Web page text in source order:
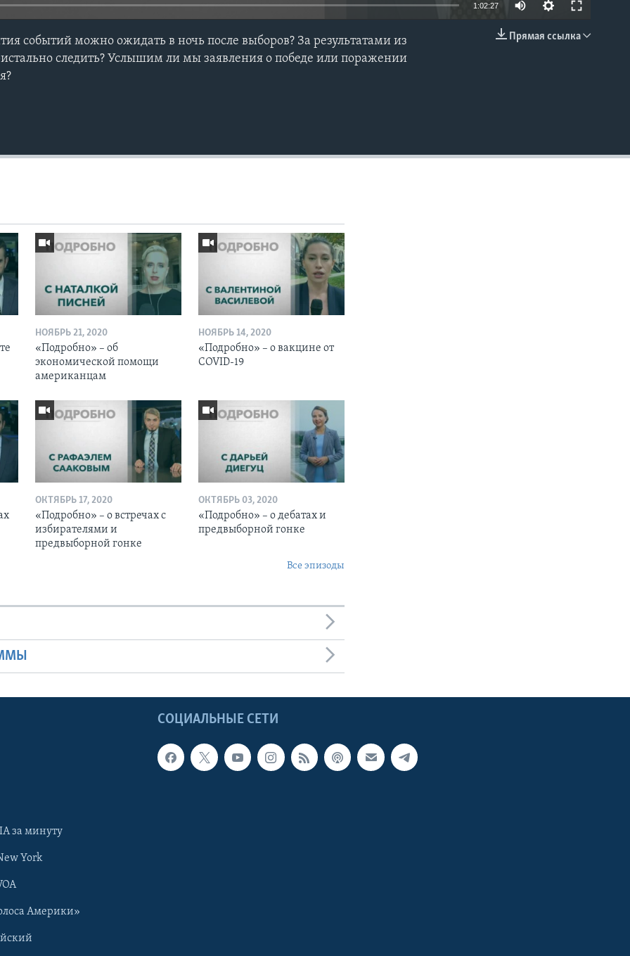
1:02:27
Прямая ссылка
событий можно ожидать в ночь после выборов? За результатами из
следить? Услышим ли мы заявления о победе или поражении
НОЯБРЬ 21, 2020
«Подробно» – об
экономической помощи
американцам
НОЯБРЬ 14, 2020
«Подробно» – о вакцине от
COVID-19
ОКТЯБРЬ 17, 2020
«Подробно» – о встречах с
избирателями и
предвыборной гонке
ОКТЯБРЬ 03, 2020
«Подробно» – о дебатах и
предвыборной гонке
Все эпизоды
СОЦИАЛЬНЫЕ СЕТИ
за минуту
York
Америки»